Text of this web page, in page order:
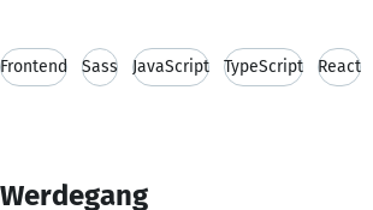
Frontend Sass JavaScript TypeScript React
Werdegang